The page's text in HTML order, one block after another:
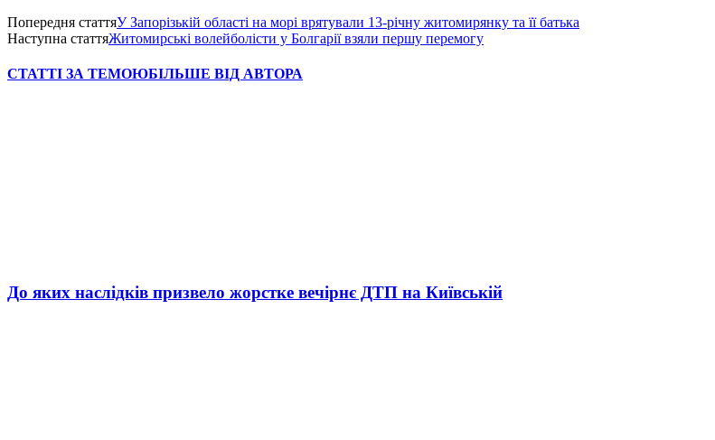
Попередня статтяУ Запорізькій області на морі врятували 13-річну житомирянку та її батька
Наступна статтяЖитомирські волейболісти у Болгарії взяли першу перемогу
СТАТТІ ЗА ТЕМОЮБІЛЬШЕ ВІД АВТОРА
До яких наслідків призвело жорстке вечірнє ДТП на Київській